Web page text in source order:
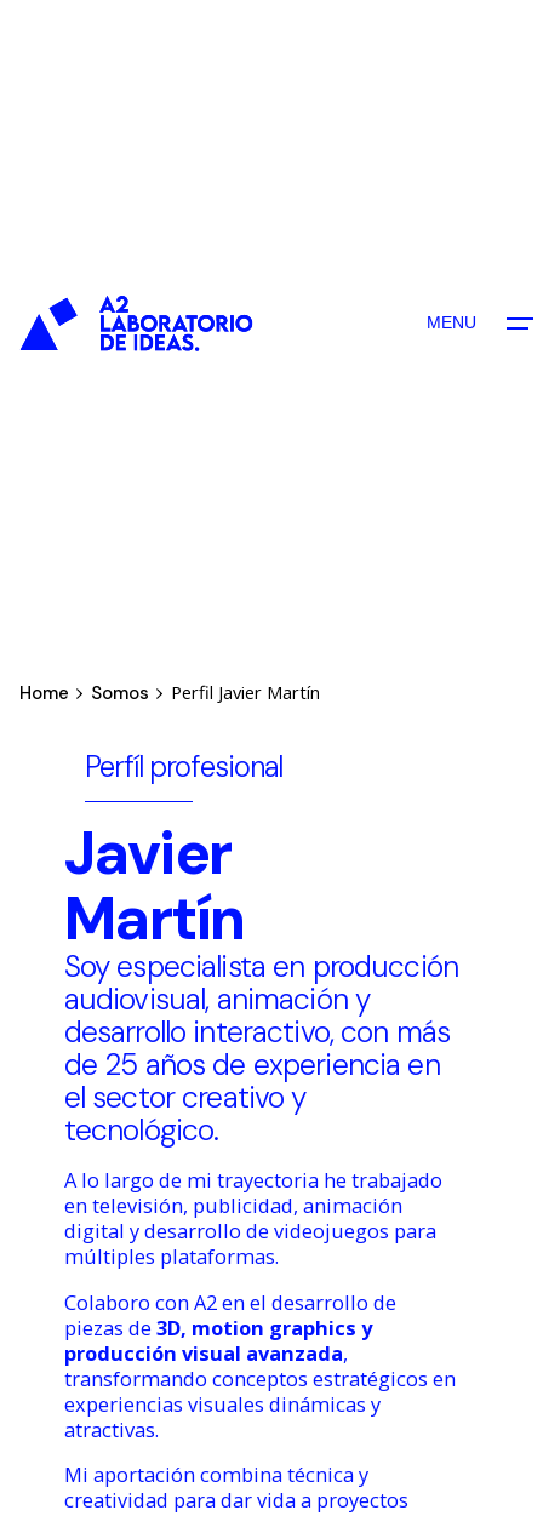
MENU
Home Somos Perfil Javier Martín
Perfíl profesional
Javier
Martín
Soy especialista en producción
audiovisual, animación y
desarrollo interactivo, con más
de 25 años de experiencia en
el sector creativo y
tecnológico.
A lo largo de mi trayectoria he trabajado
en televisión, publicidad, animación
digital y desarrollo de videojuegos para
múltiples plataformas.
Colaboro con A2 en el desarrollo de
piezas de 3D, motion graphics y
producción visual avanzada,
transformando conceptos estratégicos en
experiencias visuales dinámicas y
atractivas.
Mi aportación combina técnica y
creatividad para dar vida a proyectos